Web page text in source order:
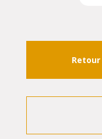
Retour